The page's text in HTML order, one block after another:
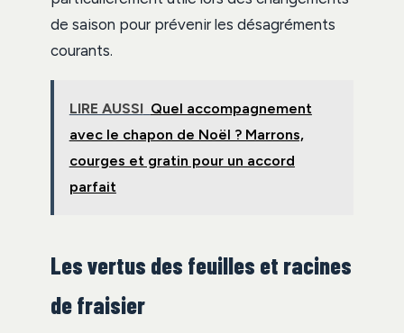
de saison pour prévenir les désagréments
courants.
LIRE AUSSI Quel accompagnement
avec le chapon de Noël ? Marrons,
courges et gratin pour un accord
parfait
Les vertus des feuilles et racines
de fraisier